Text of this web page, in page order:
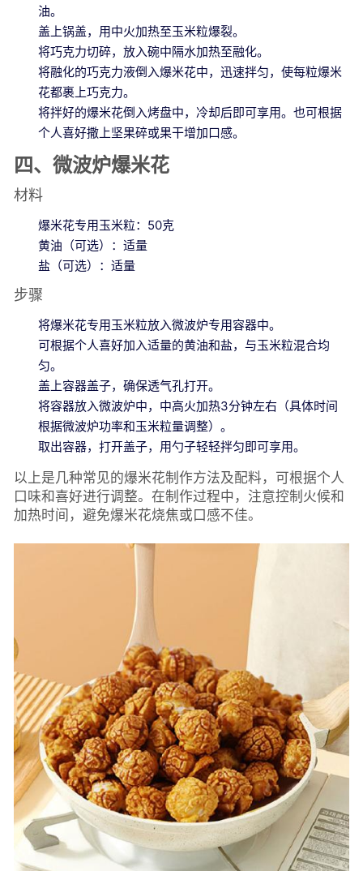
油。
盖上锅盖，用中火加热至玉米粒爆裂。
将巧克力切碎，放入碗中隔水加热至融化。
将融化的巧克力液倒入爆米花中，迅速拌匀，使每粒爆米
花都裹上巧克力。
将拌好的爆米花倒入烤盘中，冷却后即可享用。也可根据
个人喜好撒上坚果碎或果干增加口感。
四、微波炉爆米花
材料
爆米花专用玉米粒：50克
黄油（可选）：适量
盐（可选）：适量
步骤
将爆米花专用玉米粒放入微波炉专用容器中。
可根据个人喜好加入适量的黄油和盐，与玉米粒混合均
匀。
盖上容器盖子，确保透气孔打开。
将容器放入微波炉中，中高火加热3分钟左右（具体时间
根据微波炉功率和玉米粒量调整）。
取出容器，打开盖子，用勺子轻轻拌匀即可享用。
以上是几种常见的爆米花制作方法及配料，可根据个人
口味和喜好进行调整。在制作过程中，注意控制火候和
加热时间，避免爆米花烧焦或口感不佳。